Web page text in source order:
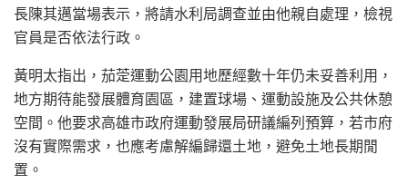
長陳其邁當場表示，將請水利局調查並由他親自處理，檢視
官員是否依法行政。
黃明太指出，茄萣運動公園用地歷經數十年仍未妥善利用，
地方期待能發展體育園區，建置球場、運動設施及公共休憩
空間。他要求高雄市政府運動發展局研議編列預算，若市府
沒有實際需求，也應考慮解編歸還土地，避免土地長期閒
置。